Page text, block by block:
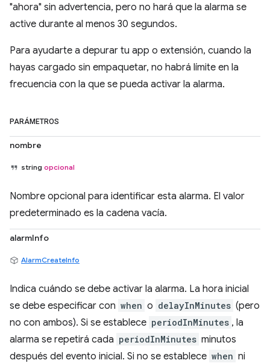
"ahora" sin advertencia, pero no hará que la alarma se
active durante al menos 30 segundos.
Para ayudarte a depurar tu app o extensión, cuando la
hayas cargado sin empaquetar, no habrá límite en la
frecuencia con la que se pueda activar la alarma.
PARÁMETROS
nombre
string opcional
Nombre opcional para identificar esta alarma. El valor
predeterminado es la cadena vacía.
alarmInfo
AlarmCreateInfo
Indica cuándo se debe activar la alarma. La hora inicial
se debe especificar con when o delayInMinutes (pero
no con ambos). Si se establece periodInMinutes , la
alarma se repetirá cada periodInMinutes minutos
después del evento inicial. Si no se establece when ni